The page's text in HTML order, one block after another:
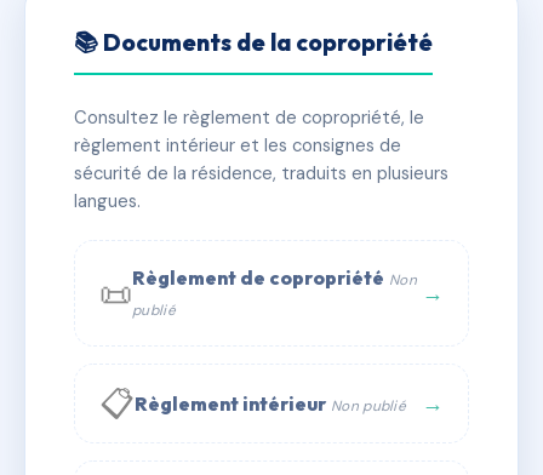
AZUR PARC
✓ Immatriculée 🏠 520 lots 🏗 4 bâtiment(s)
📞 Contacter Syndic Digital
📚 Documents de la copropriété
Consultez le règlement de copropriété, le
règlement intérieur et les consignes de
sécurité de la résidence, traduits en plusieurs
langues.
📜Règlement de copropriété Non
publié
→
📋Règlement intérieur Non publié →